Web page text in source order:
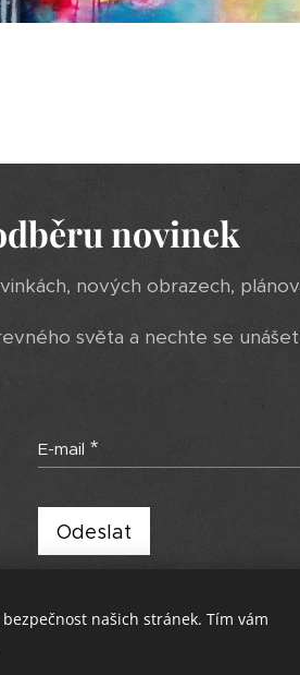
novinek
nových obrazech,
světa a nechte se
E-mail
Odeslat
našich stránek. Tím vám